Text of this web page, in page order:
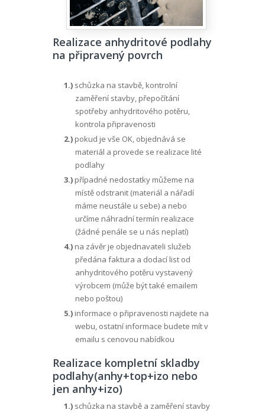
Realizace anhydritové podlahy
na připravený povrch
1.)schůzka na stavbě, kontrolní
zaměření stavby, přepočítání
spotřeby anhydritového potěru,
kontrola připravenosti
2.)pokud je vše OK, objednává se
materiál a provede se realizace lité
podlahy
3.)případné nedostatky můžeme na
místě odstranit (materiál a nářadí
máme neustále u sebe) a nebo
určíme náhradní termín realizace
(žádné penále se u nás neplatí)
4.)na závěr je objednavateli služeb
předána faktura a dodací list od
anhydritového potěru vystavený
výrobcem (může být také emailem
nebo poštou)
5.)informace o připravenosti najdete na
webu, ostatní informace budete mít v
emailu s cenovou nabídkou
Realizace kompletní skladby
podlahy(anhy+top+izo nebo
jen anhy+izo)
1.)schůzka na stavbě a zaměření stavby